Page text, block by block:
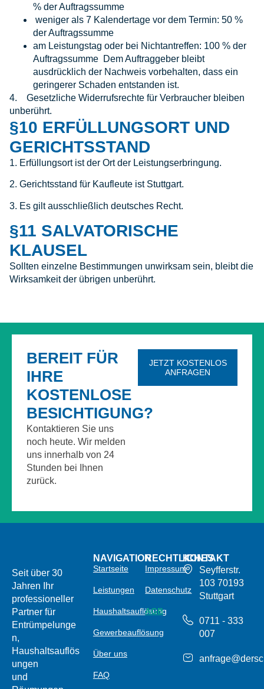
% der Auftragssumme
weniger als 7 Kalendertage vor dem Termin: 50 %
der Auftragssumme
am Leistungstag oder bei Nichtantreffen: 100 % der
Auftragssumme Dem Auftraggeber bleibt
ausdrücklich der Nachweis vorbehalten, dass ein
geringerer Schaden entstanden ist.
4. Gesetzliche Widerrufsrechte für Verbraucher bleiben
unberührt.
§10 ERFÜLLUNGSORT UND
GERICHTSSTAND
1. Erfüllungsort ist der Ort der Leistungserbringung.
2. Gerichtsstand für Kaufleute ist Stuttgart.
3. Es gilt ausschließlich deutsches Recht.
§11 SALVATORISCHE
KLAUSEL
Sollten einzelne Bestimmungen unwirksam sein, bleibt die
Wirksamkeit der übrigen unberührt.
BEREIT FÜR
IHRE
KOSTENLOSE
BESICHTIGUNG?
Kontaktieren Sie uns
noch heute. Wir melden
uns innerhalb von 24
Stunden bei Ihnen
zurück.
JETZT KOSTENLOS
ANFRAGEN
Seit über 30
Jahren Ihr
professioneller
Partner für
Entrümpelunge
n,
Haushaltsauflös
ungen
und
NAVIGATION
Startseite
Leistungen
Haushaltsauflösung
Gewerbeauflösung
Über uns
FAQ
RECHTLICHES
Impressum
Datenschutz
AGB
KONTAKT
Seyfferstr.
103 70193
Stuttgart
0711 - 333
007